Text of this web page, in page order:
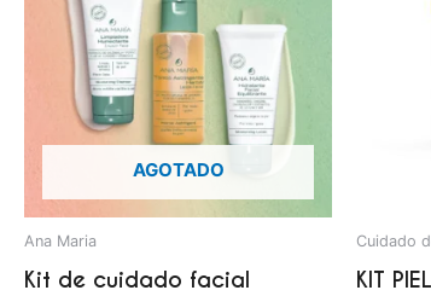
AGOTADO
Ana Maria
Kit de cuidado facial
Cuidado
KIT